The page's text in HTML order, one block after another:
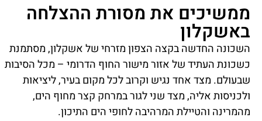
ממשיכים את מסורת ההצלחה
באשקלון
השכונה החדשה בקצה הצפון מזרחי של אשקלון, מסתמנת
כשכונת העתיד של אזור מישור החוף הדרומי – מכל הסיבות
שבעולם. מצד אחד נגיש וקרוב לכל מקום בעיר, ליציאות
ולכניסות אליה, מצד שני לגור במרחק קצר מחוף הים,
מהמרינה והטיילת המרהיבה לחופי הים התיכון.